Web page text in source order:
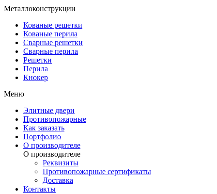
Металлоконструкции
Кованые решетки
Кованые перила
Сварные решетки
Сварные перила
Решетки
Перила
Кнокер
Меню
Элитные двери
Противопожарные
Как заказать
Портфолио
О производителе
О производителе
Реквизиты
Противопожарные сертификаты
Доставка
Контакты